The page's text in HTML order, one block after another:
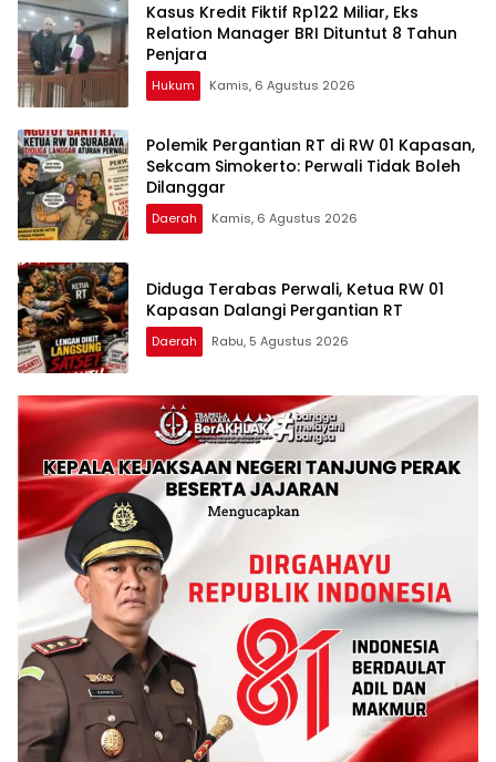
Kasus Kredit Fiktif Rp122 Miliar, Eks
Relation Manager BRI Dituntut 8 Tahun
Penjara
Hukum Kamis, 6 Agustus 2026
Polemik Pergantian RT di RW 01 Kapasan,
Sekcam Simokerto: Perwali Tidak Boleh
Dilanggar
Daerah Kamis, 6 Agustus 2026
Diduga Terabas Perwali, Ketua RW 01
Kapasan Dalangi Pergantian RT
Daerah Rabu, 5 Agustus 2026